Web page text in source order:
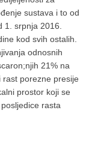
sustava i to od
1. srpnja 2016.
kod svih ostalih.
odnosnih
21% na
porezne presije
prostor koji se
rasta